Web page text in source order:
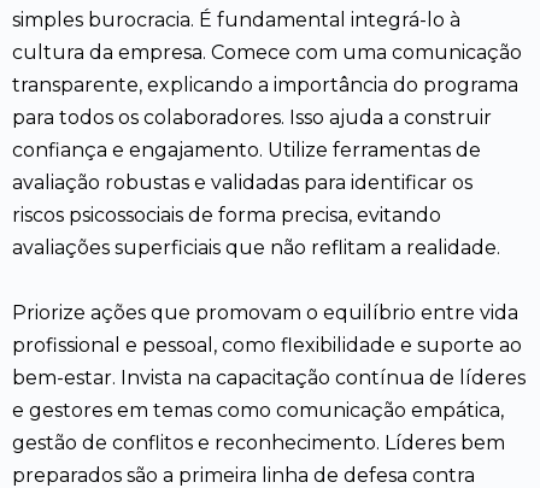
simples burocracia. É fundamental integrá-lo à
cultura da empresa. Comece com uma comunicação
transparente, explicando a importância do programa
para todos os colaboradores. Isso ajuda a construir
confiança e engajamento. Utilize ferramentas de
avaliação robustas e validadas para identificar os
riscos psicossociais de forma precisa, evitando
avaliações superficiais que não reflitam a realidade.
Priorize ações que promovam o equilíbrio entre vida
profissional e pessoal, como flexibilidade e suporte ao
bem-estar. Invista na capacitação contínua de líderes
e gestores em temas como comunicação empática,
gestão de conflitos e reconhecimento. Líderes bem
preparados são a primeira linha de defesa contra